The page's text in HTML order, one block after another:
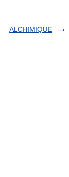
ALCHIMIQUE